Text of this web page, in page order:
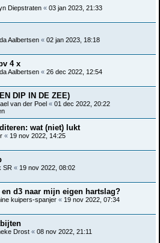
Diepstraten « 03 jan 2023, 21:33
Aalbertsen « 02 jan 2023, 18:18
4 x
Aalbertsen « 26 dec 2022, 12:54
DIP IN DE ZEE)
van der Poel « 01 dec 2022, 20:22
wat (niet) lukt
« 19 nov 2022, 14:25
SR « 19 nov 2022, 08:02
d3 naar mijn eigen hartslag?
kuipers-spanjer « 19 nov 2022, 07:34
Drost « 08 nov 2022, 21:11